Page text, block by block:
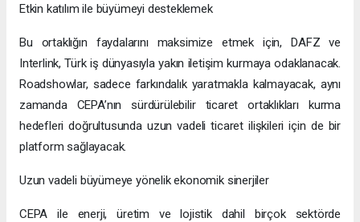
Etkin katılım ile büyümeyi desteklemek
Bu ortaklığın faydalarını maksimize etmek için, DAFZ ve
Interlink, Türk iş dünyasıyla yakın iletişim kurmaya odaklanacak.
Roadshowlar, sadece farkındalık yaratmakla kalmayacak, aynı
zamanda CEPA’nın sürdürülebilir ticaret ortaklıkları kurma
hedefleri doğrultusunda uzun vadeli ticaret ilişkileri için de bir
platform sağlayacak.
Uzun vadeli büyümeye yönelik ekonomik sinerjiler
CEPA ile enerji, üretim ve lojistik dahil birçok sektörde